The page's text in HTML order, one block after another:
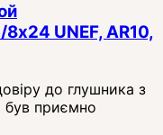
UNEF, AR10,
до глушника з
був приємно